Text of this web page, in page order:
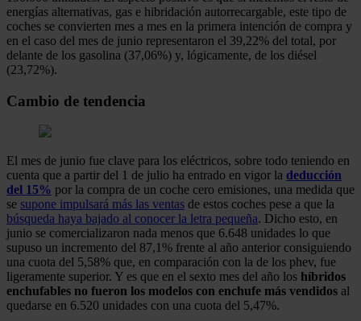
energías alternativas, gas e hibridación autorrecargable, este tipo de
coches se convierten mes a mes en la primera intención de compra y
en el caso del mes de junio representaron el 39,22% del total, por
delante de los gasolina (37,06%) y, lógicamente, de los diésel
(23,72%).
Cambio de tendencia
El mes de junio fue clave para los eléctricos, sobre todo teniendo en
cuenta que a partir del 1 de julio ha entrado en vigor la deducción
del 15% por la compra de un coche cero emisiones, una medida que
se supone impulsará más las ventas de estos coches pese a que la
búsqueda haya bajado al conocer la letra pequeña. Dicho esto, en
junio se comercializaron nada menos que 6.648 unidades lo que
supuso un incremento del 87,1% frente al año anterior consiguiendo
una cuota del 5,58% que, en comparación con la de los phev, fue
ligeramente superior. Y es que en el sexto mes del año los híbridos
enchufables no fueron los modelos con enchufe más vendidos al
quedarse en 6.520 unidades con una cuota del 5,47%.